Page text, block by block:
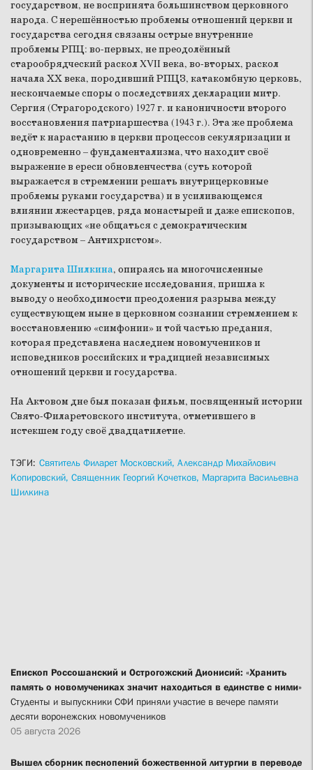
государством, не воспринята большинством церковного
народа. С нерешённостью проблемы отношений церкви и
государства сегодня связаны острые внутренние
проблемы РПЦ: во-первых, не преодолённый
старообрядческий раскол XVII века, во-вторых, раскол
начала ХХ века, породивший РПЦЗ, катакомбную церковь,
нескончаемые споры о последствиях декларации митр.
Сергия (Страгородского) 1927 г. и каноничности второго
восстановления патриаршества (1943 г.). Эта же проблема
ведёт к нарастанию в церкви процессов секуляризации и
одновременно – фундаментализма, что находит своё
выражение в ереси обновленчества (суть которой
выражается в стремлении решать внутрицерковные
проблемы руками государства) и в усиливающемся
влиянии лжестарцев, ряда монастырей и даже епископов,
призывающих «не общаться с демократическим
государством – Антихристом».
Маргарита Шилкина, опираясь на многочисленные
документы и исторические исследования, пришла к
выводу о необходимости преодоления разрыва между
существующем ныне в церковном сознании стремлением к
восстановлению «симфонии» и той частью предания,
которая представлена наследием новомучеников и
исповедников российских и традицией независимых
отношений церкви и государства.
На Актовом дне был показан фильм, посвященный истории
Свято-Филаретовского института, отметившего в
истекшем году своё двадцатилетие.
ТЭГИ: Святитель Филарет Московский, Александр Михайлович
Копировский, Священник Георгий Кочетков, Маргарита Васильевна
Шилкина
Епископ Россошанский и Острогожский Дионисий: «Хранить
память о новомучениках значит находиться в единстве с ними»
Студенты и выпускники СФИ приняли участие в вечере памяти
десяти воронежских новомучеников
05 августа 2026
Вышел сборник песнопений божественной литургии в переводе